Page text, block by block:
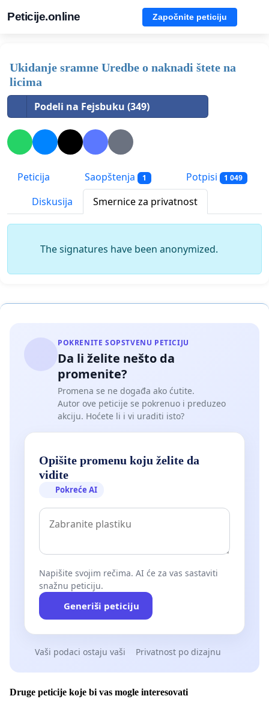
Peticije.online Započnite peticiju
Ukidanje sramne Uredbe o naknadi štete na
licima
Podeli na Fejsbuku (349)
Peticija Saopštenja 1 Potpisi 1 049
Diskusija Smernice za privatnost
The signatures have been anonymized.
POKRENITE SOPSTVENU PETICIJU
Da li želite nešto da
promenite?
Promena se ne događa ako ćutite.
Autor ove peticije se pokrenuo i preduzeo
akciju. Hoćete li i vi uraditi isto?
Opišite promenu koju želite da
vidite
Pokreće AI
Napišite svojim rečima. AI će za vas sastaviti
snažnu peticiju.
Generiši peticiju
Vaši podaci ostaju vaši Privatnost po dizajnu
Druge peticije koje bi vas mogle interesovati